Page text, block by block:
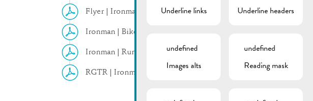
Flyer | Ironman 2021
Ironman | Bike
Ironman | Run
RGTR | Ironman 2021
Underline links
Underline headers
undefined
Images alts
undefined
Reading mask